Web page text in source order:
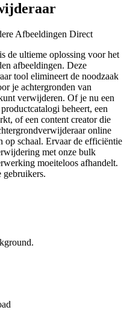
Afbeeldingen Direct
de ultieme oplossing voor het
afbeeldingen. Deze
tool elimineert de noodzaak
je achtergronden van
verwijderen. Of je nu een
beheert, een
of een content creator die
online
op schaal. Ervaar de efficiëntie
met onze bulk
moeiteloos afhandelt.
gebruikers.